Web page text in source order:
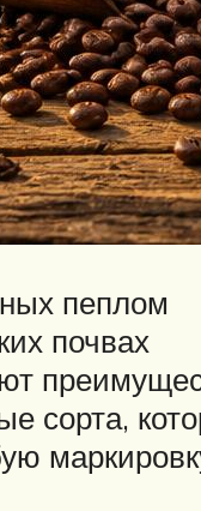
пеплом
почвах
сорта,